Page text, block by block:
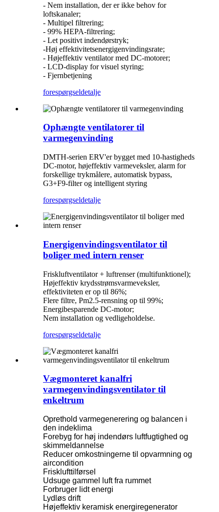
- Nem installation, der er ikke behov for
loftskanaler;
- Multipel filtrering;
- 99% HEPA-filtrering;
- Let positivt indendørstryk;
-Høj effektivitetsenergigenvindingsrate;
- Højeffektiv ventilator med DC-motorer;
- LCD-display for visuel styring;
- Fjernbetjening
forespørgseldetalje
Ophængte ventilatorer til
varmegenvinding
DMTH-serien ERV'er bygget med 10-hastigheds
DC-motor, højeffektiv varmeveksler, alarm for
forskellige trykmålere, automatisk bypass,
G3+F9-filter og intelligent styring
forespørgseldetalje
Energigenvindingsventilator til
boliger med intern renser
Friskluftventilator + luftrenser (multifunktionel);
Højeffektiv krydsstrømsvarmeveksler,
effektiviteten er op til 86%;
Flere filtre, Pm2.5-rensning op til 99%;
Energibesparende DC-motor;
Nem installation og vedligeholdelse.
forespørgseldetalje
Vægmonteret kanalfri
varmegenvindingsventilator til
enkeltrum
Oprethold varmegenerering og balancen i
den indeklima
Forebyg for høj indendørs luftfugtighed og
skimmeldannelse
Reducer omkostningerne til opvarmning og
aircondition
Frisklufttilførsel
Udsuge gammel luft fra rummet
Forbruger lidt energi
Lydløs drift
Højeffektiv keramisk energiregenerator